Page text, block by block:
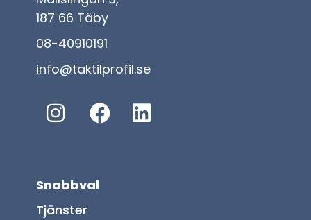
187 66 Täby
08-40910191
info@taktilprofil.se
Snabbval
Tjänster